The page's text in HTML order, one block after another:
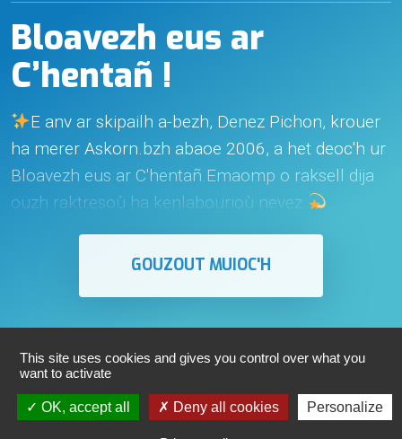
Bloavezh eus ar
C’hentañ !
E anv ar skipailh a-bezh, Denez Pichon, krouer
ha merer Askorn.bzh abaoe 2006, a het deoc'h ur
Bloavezh eus ar C'hentañ.Emaomp o raksell dija
ouzh raktresoù ha kenlabourioù nevez.
GOUZOUT MUIOC'H
COPYRIGHT © 2026 ASKORN.
MENEGOÙ
This site uses cookies and gives you control over what you
want to activate
OK, accept all Deny all cookies Personalize